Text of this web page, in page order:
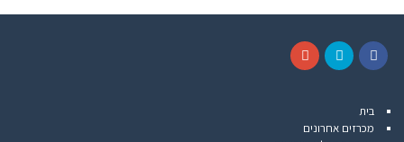
c
e
t
g
בית
מכרזים אחרונים